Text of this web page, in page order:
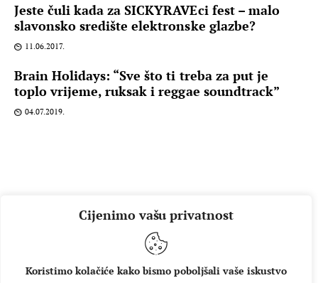
Cijenimo vašu privatnost
Koristimo kolačiće kako bismo poboljšali vaše iskustvo
Jeste čuli kada za SICKYRAVEci fest – malo
slavonsko središte elektronske glazbe?
11.06.2017.
Brain Holidays: “Sve što ti treba za put je
toplo vrijeme, ruksak i reggae soundtrack”
04.07.2019.